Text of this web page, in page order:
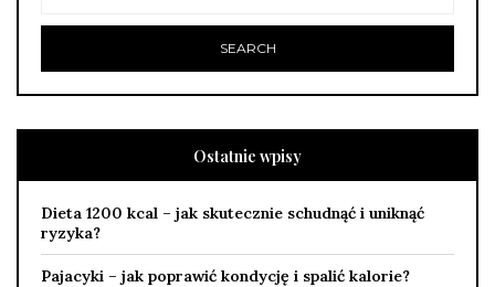
Ostatnie wpisy
Dieta 1200 kcal – jak skutecznie schudnąć i uniknąć
ryzyka?
Pajacyki – jak poprawić kondycję i spalić kalorie?